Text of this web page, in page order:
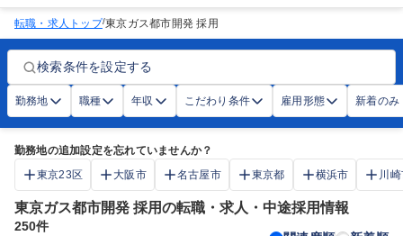
転職・求人トップ/東京ガス都市開発 採用
検索条件を設定する
勤務地 職種 年収 こだわり条件 雇用形態 新着のみ
勤務地の追加設定を忘れていませんか？
東京23区
大阪市 名古屋市 東京都 横浜市 川
東京ガス都市開発 採用の転職・求人・中途採用情報
250件